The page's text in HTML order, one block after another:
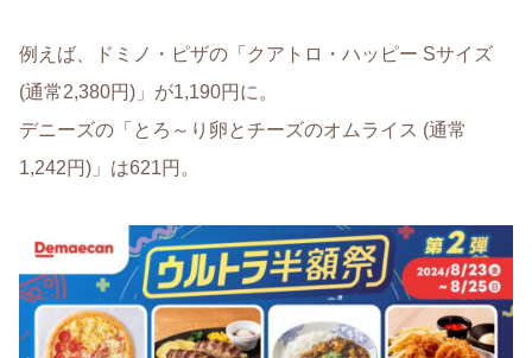
例えば、ドミノ・ピザの「クアトロ・ハッピー Sサイズ
(通常2,380円)」が1,190円に。
デニーズの「とろ～り卵とチーズのオムライス (通常
1,242円)」は621円。